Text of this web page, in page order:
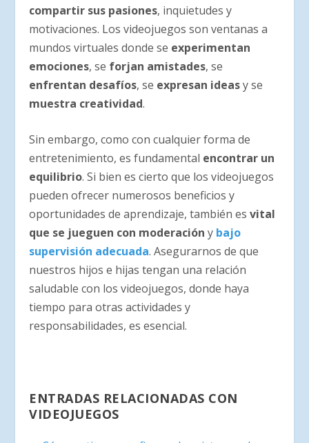
compartir sus pasiones, inquietudes y
motivaciones. Los videojuegos son ventanas a
mundos virtuales donde se experimentan
emociones, se forjan amistades, se
enfrentan desafíos, se expresan ideasy se
muestra creatividad.
Sin embargo, como con cualquier forma de
entretenimiento, es fundamental encontrar un
equilibrio. Si bien es cierto que los videojuegos
pueden ofrecer numerosos beneficios y
oportunidades de aprendizaje, también esvital
que se jueguen con moderación y bajo
supervisión adecuada. Asegurarnos de que
nuestros hijos e hijas tengan una relación
saludable con los videojuegos, donde haya
tiempo para otras actividades y
responsabilidades, es esencial.
ENTRADAS RELACIONADAS CON
VIDEOJUEGOS